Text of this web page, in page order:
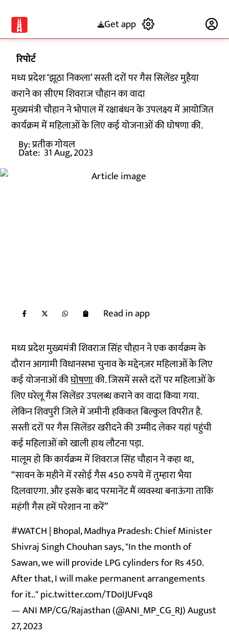
Get app
रिपोर्ट
मध्य प्रदेशः ‘झूठा निकला’ सस्ती दरों पर गैस सिलेंडर मुहैया
कराने का सीएम शिवराज चौहान का वादा
मुख्यमंत्री चौहान ने भोपाल में रक्षाबंधन के उपलक्ष्य में आयोजित
कार्यक्रम में महिलाओं के लिए कई योजनाओं की घोषणा की.
By:प्रतीक गोयल
Date: 31 Aug, 2023
Read in app
मध्य प्रदेश मुख्यमंत्री शिवराज सिंह चौहान ने एक कार्यक्रम के
दौरान आगामी विधानसभा चुनाव के मद्देनज़र महिलाओं के लिए
कई योजनाओं कीघोषणाकी. जिसमें सस्ते दरों पर महिलाओं के
लिए घरेलू गैस सिलेंडर उपलब्ध कराने का वादा किया गया.
लेकिन शिवपुरी जिले में जमीनी हकिकत बिल्कुल विपरीत है.
सस्ती दरों पर गैस सिलेंडर खरीदने की उम्मीद लेकर यहां पहुंची
कई महिलाओं को खाली हाथ लौटना पड़ा.
मालूम हो कि कार्यक्रम में शिवराज सिंह चौहान ने कहा था,
“सावन के महीने में रसोई गैस 450 रुपये में तुम्हारा भैया
दिलवाएगा. और इसके बाद परमानेंट मैं व्यवस्था बनाऊंगा ताकि
महंगी गैस हमें परेशान ना करें”
#WATCH| Bhopal, Madhya Pradesh: Chief Minister
Shivraj Singh Chouhan says, "In the month of
Sawan, we will provide LPG cylinders for Rs 450.
After that, I will make permanent arrangements
for it.."pic.twitter.com/TDoIJUFvq8
— ANI MP/CG/Rajasthan (@ANI_MP_CG_RJ)August
27, 2023